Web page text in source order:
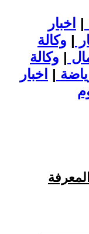
| اخبار
| وكالة
| وكالة
| اخبار